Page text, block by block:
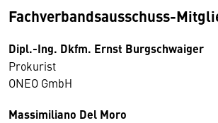
Fachverbandsausschuss-
Dipl.-Ing. Dkfm. Ernst Burgschwaiger
Prokurist
ONEO GmbH
Massimiliano Del Moro